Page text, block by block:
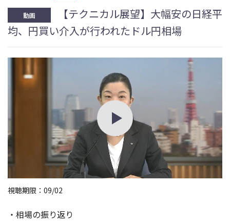
動画
【テクニカル展望】大幅安の日経平
均、円買い介入が行われたドル円相場
視聴期限：09/02
・相場の振り返り